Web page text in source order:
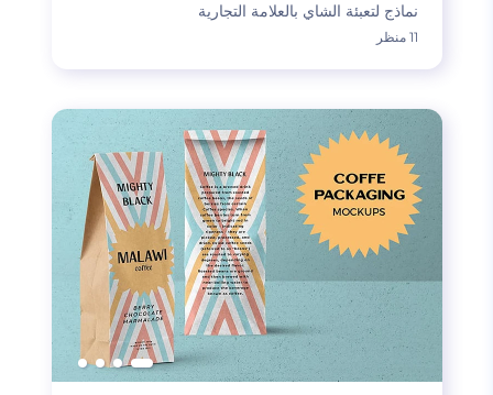
نماذج لتعبئة الشاي بالعلامة التجارية
11 منظر